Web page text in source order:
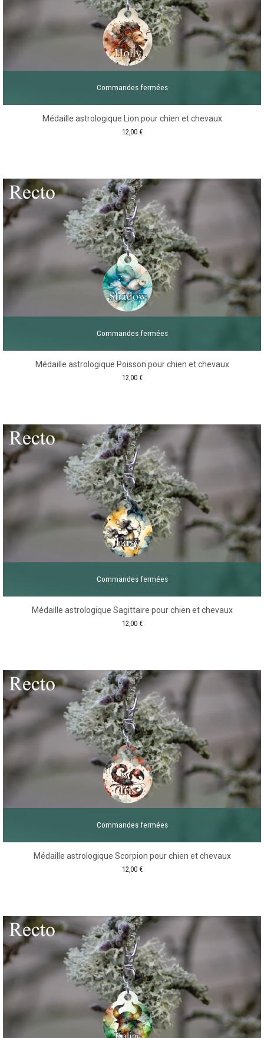
Commandes fermées
Médaille astrologique Lion pour chien et chevaux
12,00 €
Commandes fermées
Médaille astrologique Poisson pour chien et chevaux
12,00 €
Commandes fermées
Médaille astrologique Sagittaire pour chien et chevaux
12,00 €
Commandes fermées
Médaille astrologique Scorpion pour chien et chevaux
12,00 €